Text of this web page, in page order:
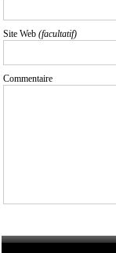
Site Web (facultatif)
Commentaire